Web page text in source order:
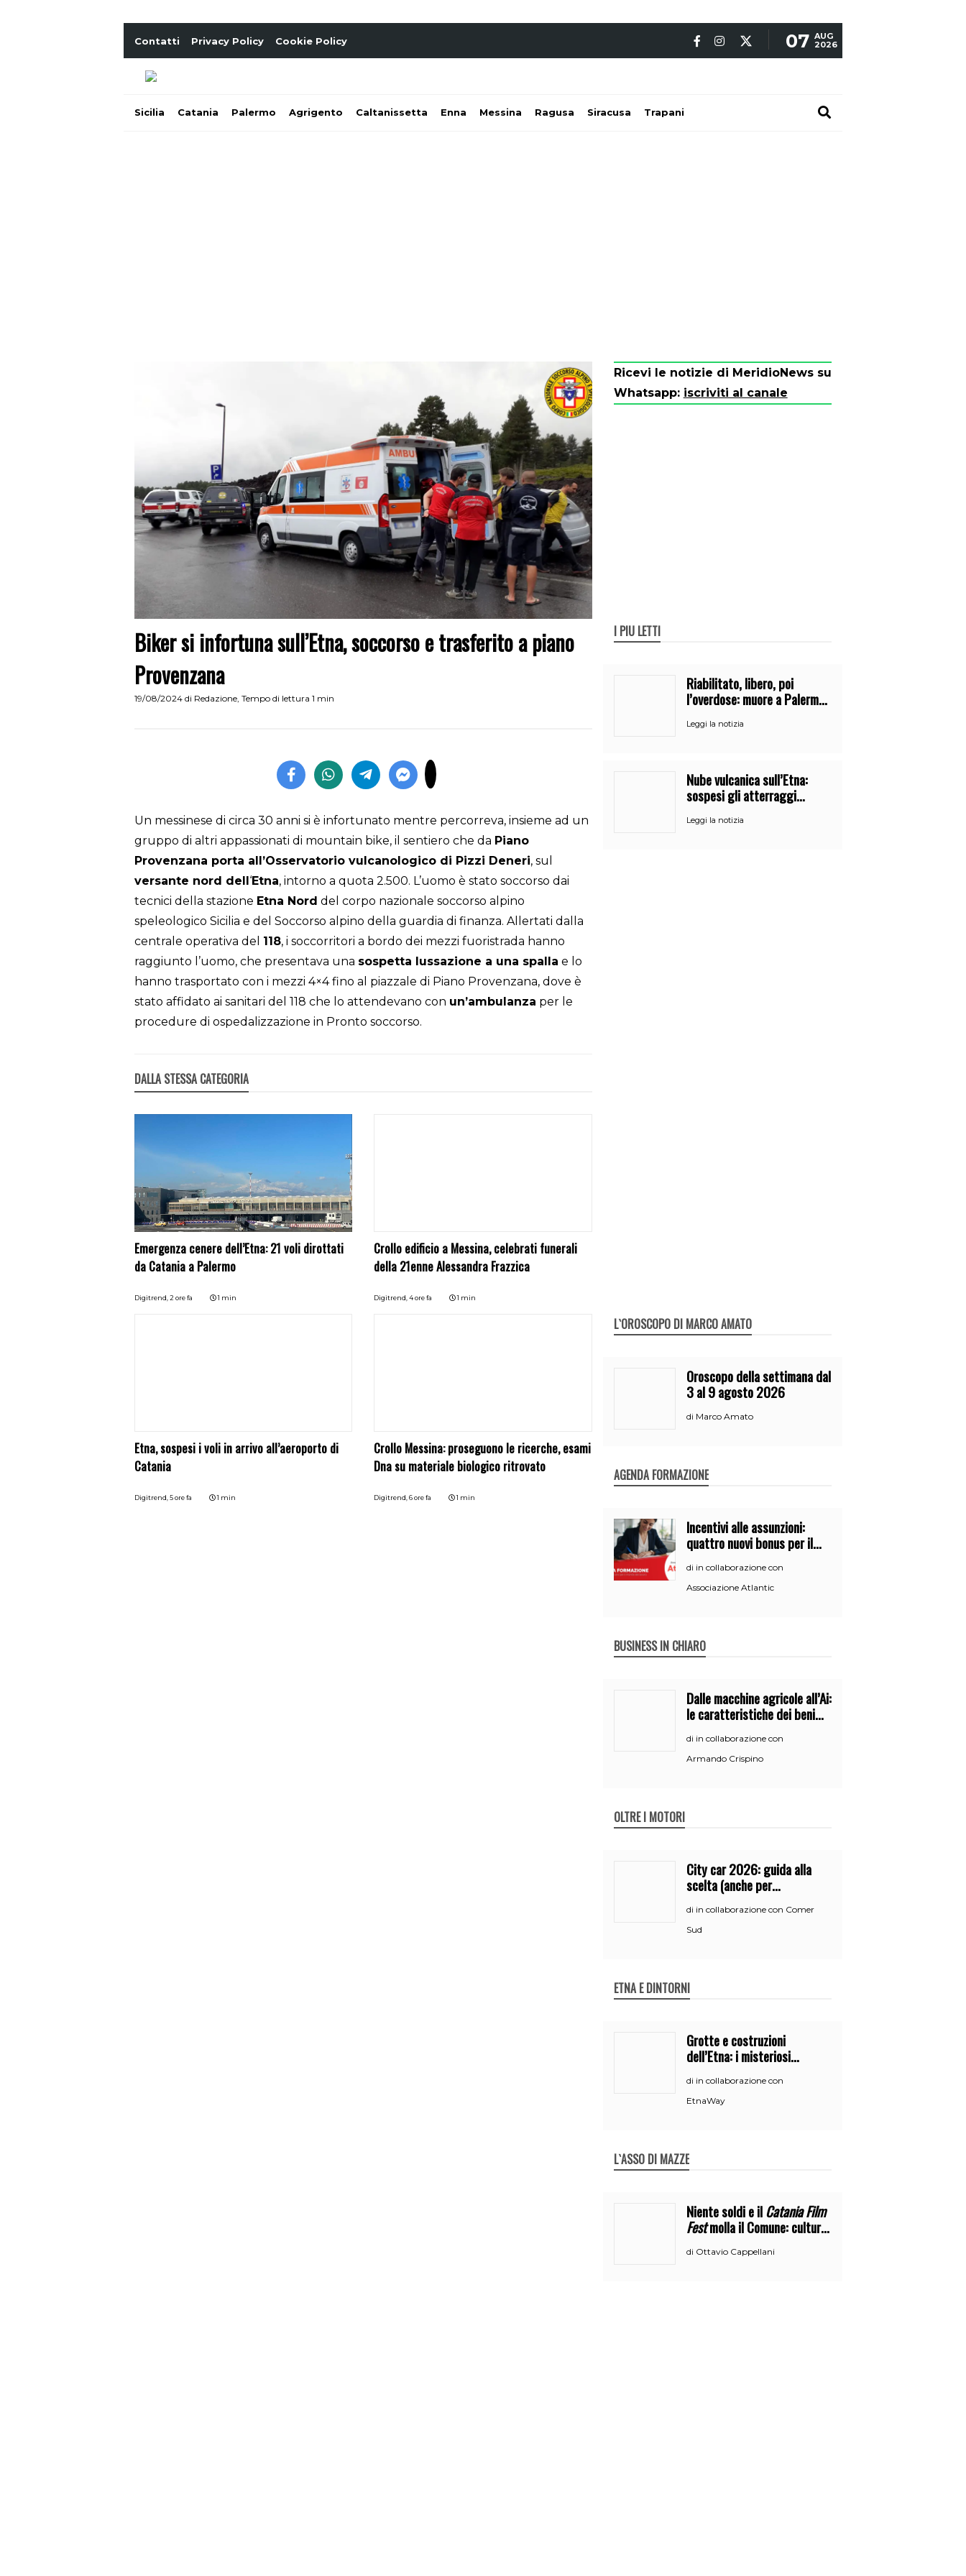
Contatti Privacy Policy Cookie Policy 07 AUG
2026
Sicilia Catania Palermo Agrigento Caltanissetta Enna Messina Ragusa Siracusa Trapani
Biker si infortuna sull’Etna, soccorso e trasferito a piano
Provenzana
19/08/2024 di Redazione, Tempo di lettura 1 min
Un messinese di circa 30 anni si è infortunato mentre percorreva, insieme ad un
gruppo di altri appassionati di mountain bike, il sentiero che da Piano
Provenzana porta all’Osservatorio vulcanologico di Pizzi Deneri, sul
versante nord dell‘Etna, intorno a quota 2.500. L’uomo è stato soccorso dai
tecnici della stazione Etna Nord del corpo nazionale soccorso alpino
speleologico Sicilia e del Soccorso alpino della guardia di finanza. Allertati dalla
centrale operativa del 118, i soccorritori a bordo dei mezzi fuoristrada hanno
raggiunto l’uomo, che presentava una sospetta lussazione a una spalla e lo
hanno trasportato con i mezzi 4×4 fino al piazzale di Piano Provenzana, dove è
stato affidato ai sanitari del 118 che lo attendevano con un’ambulanza per le
procedure di ospedalizzazione in Pronto soccorso.
DALLA STESSA CATEGORIA
Emergenza cenere dell’Etna: 21 voli dirottati
da Catania a Palermo
Digitrend, 2 ore fa 1 min
Crollo edificio a Messina, celebrati funerali
della 21enne Alessandra Frazzica
Digitrend,4 ore fa 1 min
Etna, sospesi i voli in arrivo all’aeroporto di
Catania
Digitrend, 5 ore fa 1 min
Crollo Messina: proseguono le ricerche, esami
Dna su materiale biologico ritrovato
Digitrend,6 ore fa 1 min
Ricevi le notizie di MeridioNews su
Whatsapp: iscriviti al canale
I PIÙ LETTI
Riabilitato, libero, poi
l’overdose: muore a Palermo
comunità
Leggi la notizia
Nube vulcanica sull’Etna:
sospesi gli atterraggi
Leggi la notizia
L`OROSCOPO DI MARCO AMATO
Oroscopo della settimana dal
3 al 9 agosto 2026
di Marco Amato
AGENDA FORMAZIONE
Incentivi alle assunzioni:
quattro nuovi bonus per il
di in collaborazione con
Associazione Atlantic
BUSINESS IN CHIARO
Dalle macchine agricole all’Ai:
le caratteristiche dei beni
all’iperammortamento
di in collaborazione con
Armando Crispino
OLTRE I MOTORI
City car 2026: guida alla
scelta (anche per
neopatentati)
di in collaborazione con Comer
Sud
ETNA E DINTORNI
Grotte e costruzioni
dell’Etna: i misteriosi
di in collaborazione con
EtnaWay
L`ASSO DI MAZZE
Niente soldi e ilCatania Film
Festmolla il Comune: cultura
di Ottavio Cappellani